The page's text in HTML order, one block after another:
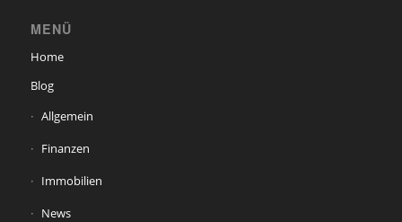
MENÜ
Home
Blog
Allgemein
Finanzen
Immobilien
News